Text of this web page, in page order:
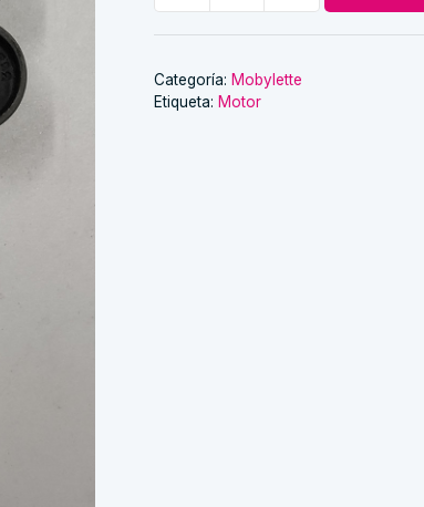
motor
cantidad
Categoría: Mobylette
Etiqueta: Motor